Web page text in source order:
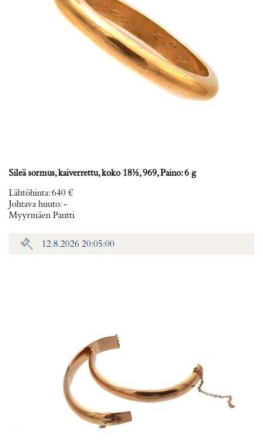
Sileä sormus, kaiverrettu, koko 18½, 969, Paino: 6 g
Lähtöhinta:640 €
Johtava huuto:-
Myyrmäen Pantti
12.8.2026 20:05:00